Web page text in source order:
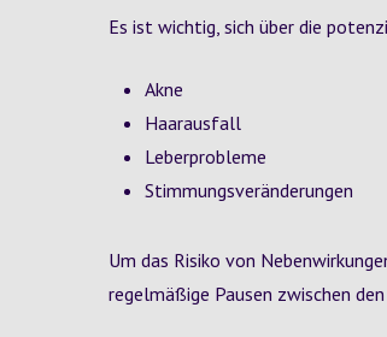
Es ist wichtig, sich über die
Akne
Haarausfall
Leberprobleme
Stimmungsveränderungen
Um das Risiko von
regelmäßige Pausen zwischen